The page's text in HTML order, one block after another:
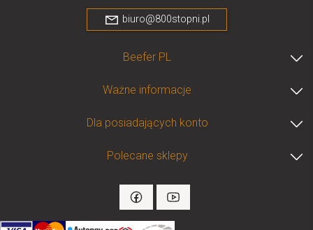
biuro@800stopni.pl
Beefer PL
Ważne informacje
Dla posiadających konto
Polecane sklepy